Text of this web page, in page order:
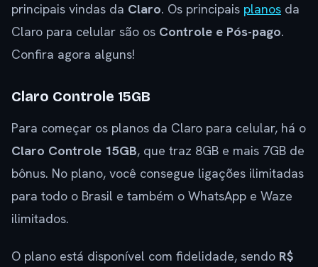
principais vindas da Claro. Os principais planos da
Claro para celular são os Controle e Pós-pago.
Confira agora alguns!
Claro Controle 15GB
Para começar os planos da Claro para celular, há o
Claro Controle 15GB, que traz 8GB e mais 7GB de
bônus. No plano, você consegue ligações ilimitadas
para todo o Brasil e também o WhatsApp e Waze
ilimitados.
O plano está disponível com fidelidade, sendo R$